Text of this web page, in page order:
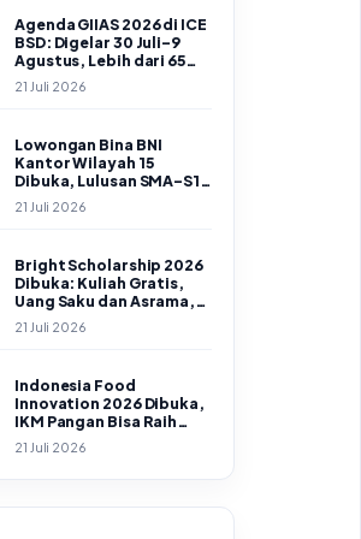
Agenda GIIAS 2026 di ICE
BSD: Digelar 30 Juli–9
Agustus, Lebih dari 65
Merek Hadir
21 Juli 2026
Lowongan Bina BNI
Kantor Wilayah 15
Dibuka, Lulusan SMA–S1
Bisa Daftar hingga 24 Juli
2026
21 Juli 2026
Bright Scholarship 2026
Dibuka: Kuliah Gratis,
Uang Saku dan Asrama,
Cek Syarat serta Cara
Daftar
21 Juli 2026
Indonesia Food
Innovation 2026 Dibuka,
IKM Pangan Bisa Raih
Hadiah Rp30 Juta
21 Juli 2026